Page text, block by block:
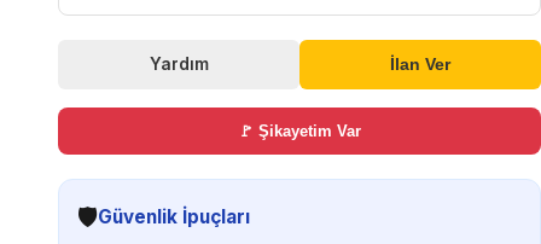
Yardım İlan Ver
🚩 Şikayetim Var
🛡️Güvenlik İpuçları